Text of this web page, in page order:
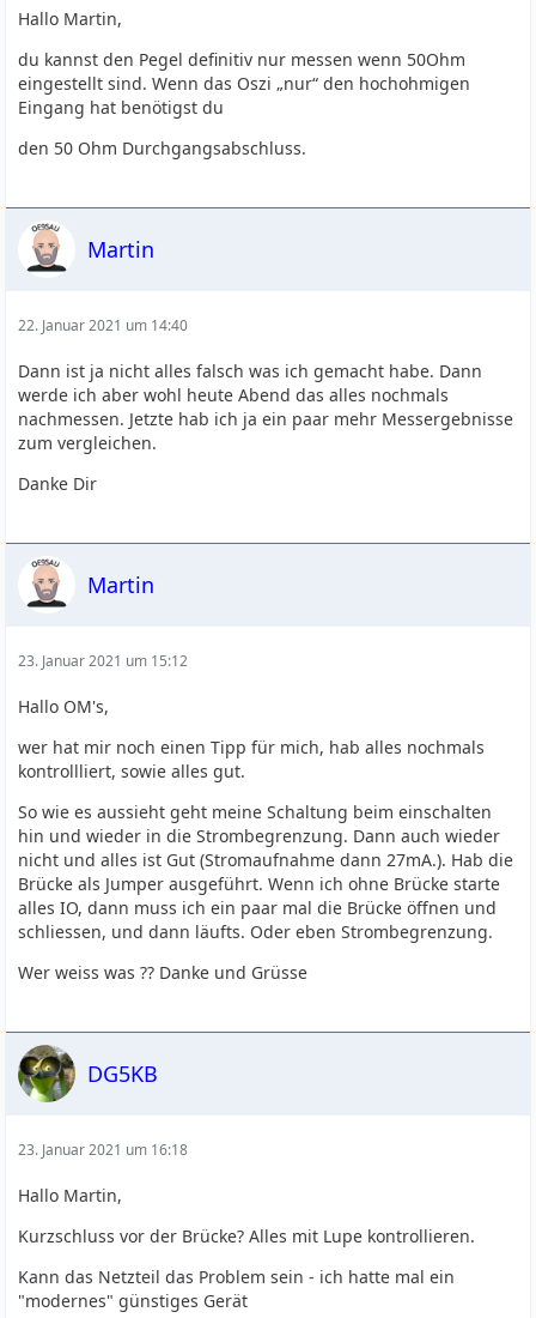
Hallo Martin,
du kannst den Pegel definitiv nur messen wenn 50Ohm
eingestellt sind. Wenn das Oszi „nur“ den hochohmigen
Eingang hat benötigst du
den 50 Ohm Durchgangsabschluss.
Martin
22. Januar 2021 um 14:40
Dann ist ja nicht alles falsch was ich gemacht habe. Dann
werde ich aber wohl heute Abend das alles nochmals
nachmessen. Jetzte hab ich ja ein paar mehr Messergebnisse
zum vergleichen.
Danke Dir
Martin
23. Januar 2021 um 15:12
Hallo OM's,
wer hat mir noch einen Tipp für mich, hab alles nochmals
kontrollliert, sowie alles gut.
So wie es aussieht geht meine Schaltung beim einschalten
hin und wieder in die Strombegrenzung. Dann auch wieder
nicht und alles ist Gut (Stromaufnahme dann 27mA.). Hab die
Brücke als Jumper ausgeführt. Wenn ich ohne Brücke starte
alles IO, dann muss ich ein paar mal die Brücke öffnen und
schliessen, und dann läufts. Oder eben Strombegrenzung.
Wer weiss was ?? Danke und Grüsse
DG5KB
23. Januar 2021 um 16:18
Hallo Martin,
Kurzschluss vor der Brücke? Alles mit Lupe kontrollieren.
Kann das Netzteil das Problem sein - ich hatte mal ein
"modernes" günstiges Gerät